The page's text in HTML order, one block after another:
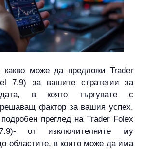
може да предложи Trader
7.9) за вашите стратегии за
в която търгувате с
решаващ фактор за вашия успех.
преглед на Trader Folex
от изключителните му
областите, в които може да има